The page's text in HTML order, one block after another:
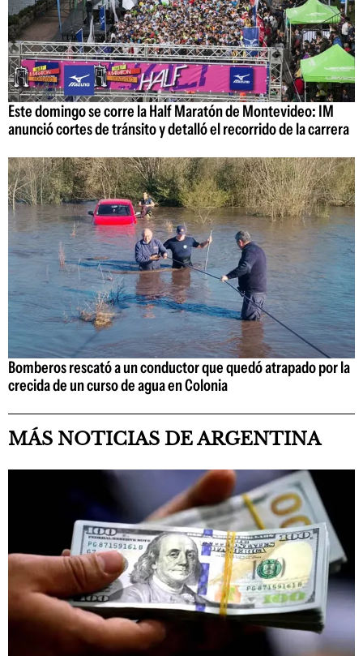
Este domingo se corre la Half Maratón de Montevideo: IM
anunció cortes de tránsito y detalló el recorrido de la carrera
Bomberos rescató a un conductor que quedó atrapado por la
crecida de un curso de agua en Colonia
MÁS NOTICIAS DE ARGENTINA